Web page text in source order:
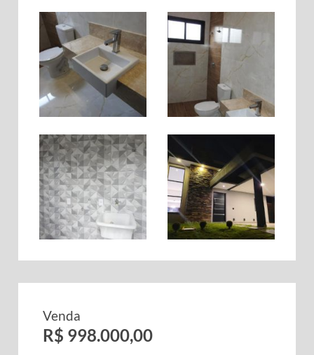
Venda
R$ 998.000,00